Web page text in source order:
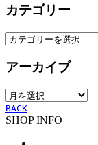
カテゴリー
カ
ゴ
ー
アーカイブ
ア
ー
カ
BACK
SHOP INFO